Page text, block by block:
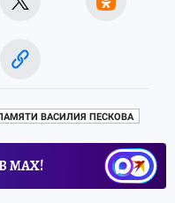
ВАСИЛИЯ ПЕСКОВА
МАХ!